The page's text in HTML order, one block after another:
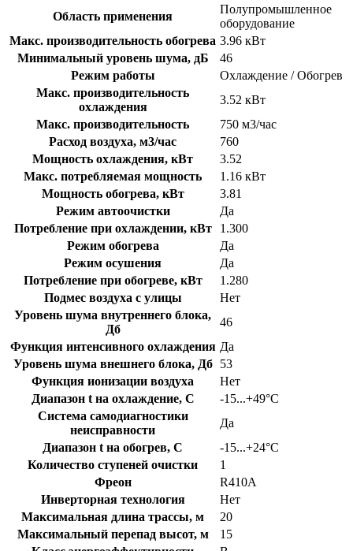
Область применения
Полупромышленное
оборудование
Макс. производительность обогрева 3.96 кВт
Минимальный уровень шума, дБ
46
Режим работы
Охлаждение / Обогрев
Макс. производительность
охлаждения
3.52 кВт
Макс. производительность
750 м3/час
Расход воздуха, м3/час
760
Мощность охлаждения, кВт
3.52
Макс. потребляемая мощность
1.16 кВт
Мощность обогрева, кВт
3.81
Режим автоочистки
Да
Потребление при охлаждении, кВт
1.300
Режим обогрева
Да
Режим осушения
Да
Потребление при обогреве, кВт
1.280
Подмес воздуха с улицы
Нет
Уровень шума внутреннего блока,
Дб
46
Функция интенсивного охлаждения Да
Уровень шума внешнего блока, Дб
53
Функция ионизации воздуха
Нет
Диапазон t на охлаждение, C
-15...+49°С
Система самодиагностики
неисправности
Да
Диапазон t на обогрев, C
-15...+24°С
Количество ступеней очистки
1
Фреон
R410A
Инверторная технология
Нет
Максимальная длина трассы, м
20
Максимальный перепад высот, м
15